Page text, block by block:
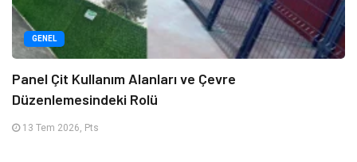
GENEL
Panel Çit Kullanım Alanları ve Çevre
Düzenlemesindeki Rolü
13 Tem 2026, Pts